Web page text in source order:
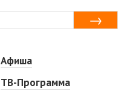
Афиша
ТВ-Программа